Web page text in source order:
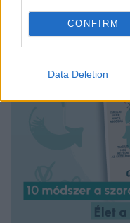
CONFIRM
Data Deletion